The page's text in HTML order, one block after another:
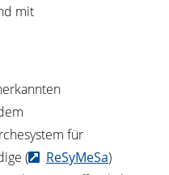
mit
für
(
ReSyMeSa)